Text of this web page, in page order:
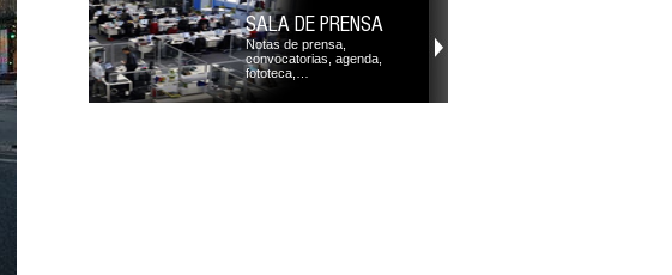
SALA DE PRENSA
Notas de prensa,
convocatorias, agenda,
fototeca,…